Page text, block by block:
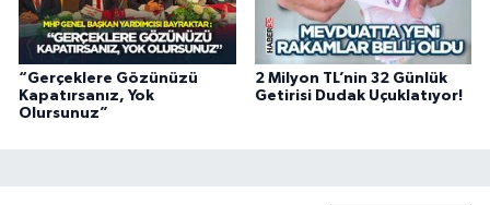
“Gerçeklere Gözünüzü
Kapatırsanız, Yok
Olursunuz”
2 Milyon TL’nin 32 Günlük
Getirisi Dudak Uçuklatıyor!